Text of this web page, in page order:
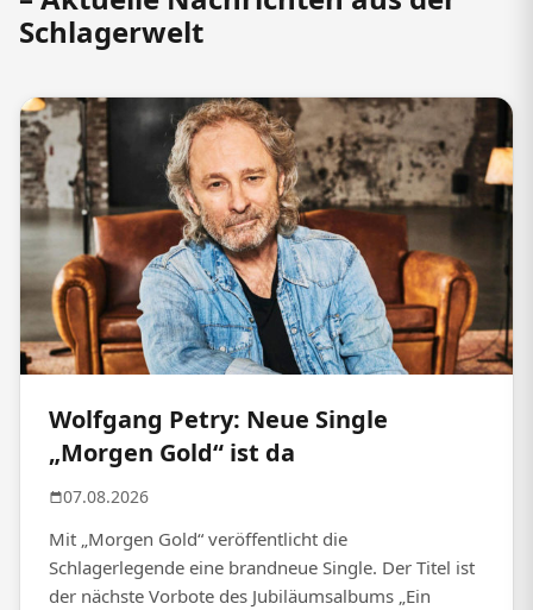
Schlagerwelt
Wolfgang Petry: Neue Single
„Morgen Gold“ ist da
07.08.2026
Mit „Morgen Gold“ veröffentlicht die
Schlagerlegende eine brandneue Single. Der Titel ist
der nächste Vorbote des Jubiläumsalbums „Ein